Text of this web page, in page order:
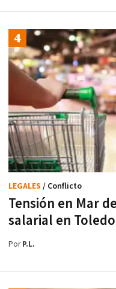
Tensión en Mar
salarial en Toledo
LEGALES / Conflicto
PorP.L.